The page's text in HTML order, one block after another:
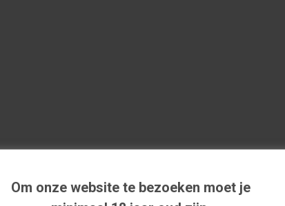
Om onze website te bezoeken moet je